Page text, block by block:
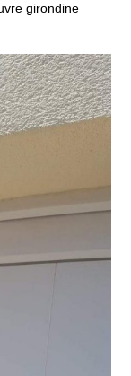
girondine